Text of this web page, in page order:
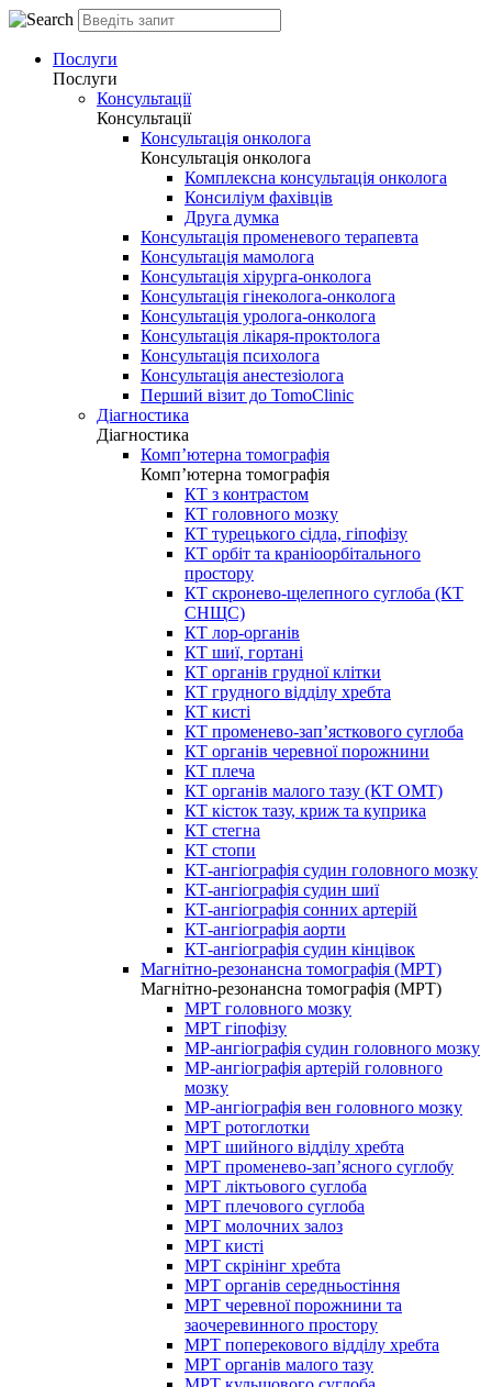
Послуги
Послуги
Консультації
Консультації
Консультація онколога
Консультація онколога
Комплексна консультація онколога
Консиліум фахівців
Друга думка
Консультація променевого терапевта
Консультація мамолога
Консультація хірурга-онколога
Консультація гінеколога-онколога
Консультація уролога-онколога
Консультація лікаря-проктолога
Консультація психолога
Консультація анестезіолога
Перший візит до TomoClinic
Діагностика
Діагностика
Комп’ютерна томографія
Комп’ютерна томографія
КТ з контрастом
КТ головного мозку
КТ турецького сідла, гіпофізу
КТ орбіт та краніоорбітального
простору
КТ скронево-щелепного суглоба (КТ
СНЩС)
КТ лор-органів
КТ шиї, гортані
КТ органів грудної клітки
КТ грудного відділу хребта
КТ кисті
КТ променево-зап’ясткового суглоба
КТ органів черевної порожнини
КТ плеча
КТ органів малого тазу (КТ ОМТ)
КТ кісток тазу, криж та куприка
КТ стегна
КТ стопи
КТ-ангіографія судин головного мозку
КТ-ангіографія судин шиї
КТ-ангіографія сонних артерій
КТ-ангіографія аорти
КТ-ангіографія судин кінцівок
Магнітно-резонансна томографія (МРТ)
Магнітно-резонансна томографія (МРТ)
МРТ головного мозку
МРТ гіпофізу
МР-ангіографія судин головного мозку
МР-ангіографія артерій головного
мозку
МР-ангіографія вен головного мозку
МРТ ротоглотки
МРТ шийного відділу хребта
МРТ променево-зап’ясного суглобу
МРТ ліктьового суглоба
МРТ плечового суглоба
МРТ молочних залоз
МРТ кисті
МРТ скрінінг хребта
МРТ органів середньостіння
МРТ черевної порожнини та
заочеревинного простору
МРТ поперекового відділу хребта
МРТ органів малого тазу